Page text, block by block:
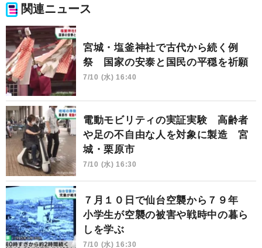
関連ニュース
宮城・塩釜神社で古代から続く例
祭 国家の安泰と国民の平穏を祈願
7/10 (水) 16:40
電動モビリティの実証実験 高齢者
や足の不自由な人を対象に製造 宮
城・栗原市
7/10 (水) 16:30
７月１０日で仙台空襲から７９年
小学生が空襲の被害や戦時中の暮ら
しを学ぶ
7/10 (水) 16:30